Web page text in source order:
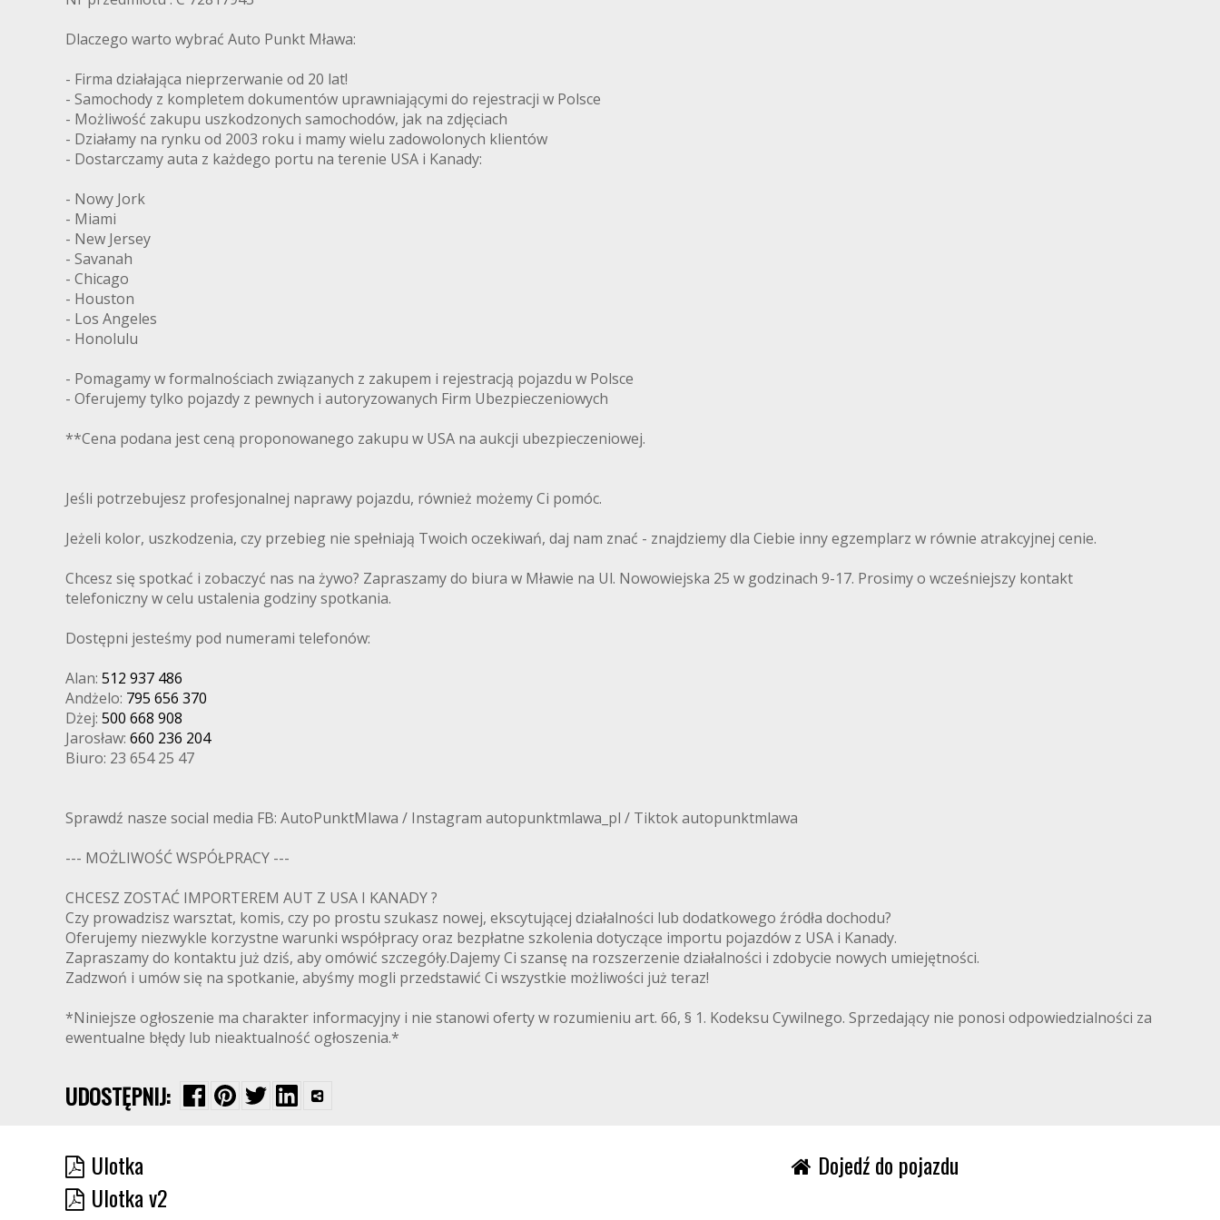
Dlaczego warto wybrać Auto Punkt Mława:
- Firma działająca nieprzerwanie od 20 lat!
- Samochody z kompletem dokumentów uprawniającymi do rejestracji w Polsce
- Możliwość zakupu uszkodzonych samochodów, jak na zdjęciach
- Działamy na rynku od 2003 roku i mamy wielu zadowolonych klientów
- Dostarczamy auta z każdego portu na terenie USA i Kanady:
- Nowy Jork
- Miami
- New Jersey
- Savanah
- Chicago
- Houston
- Los Angeles
- Honolulu
- Pomagamy w formalnościach związanych z zakupem i rejestracją pojazdu w Polsce
- Oferujemy tylko pojazdy z pewnych i autoryzowanych Firm Ubezpieczeniowych
**Cena podana jest ceną proponowanego zakupu w USA na aukcji ubezpieczeniowej.
Jeśli potrzebujesz profesjonalnej naprawy pojazdu, również możemy Ci pomóc.
Jeżeli kolor, uszkodzenia, czy przebieg nie spełniają Twoich oczekiwań, daj nam znać - znajdziemy dla Ciebie inny egzemplarz w równie atrakcyjnej cenie.
Chcesz się spotkać i zobaczyć nas na żywo? Zapraszamy do biura w Mławie na Ul. Nowowiejska 25 w godzinach 9-17. Prosimy o wcześniejszy kontakt
telefoniczny w celu ustalenia godziny spotkania.
Dostępni jesteśmy pod numerami telefonów:
Alan: 512 937 486
Andżelo: 795 656 370
Dżej: 500 668 908
Jarosław: 660 236 204
Biuro: 23 654 25 47
Sprawdź nasze social media FB: AutoPunktMlawa / Instagram autopunktmlawa_pl / Tiktok autopunktmlawa
--- MOŻLIWOŚĆ WSPÓŁPRACY ---
CHCESZ ZOSTAĆ IMPORTEREM AUT Z USA I KANADY ?
Czy prowadzisz warsztat, komis, czy po prostu szukasz nowej, ekscytującej działalności lub dodatkowego źródła dochodu?
Oferujemy niezwykle korzystne warunki współpracy oraz bezpłatne szkolenia dotyczące importu pojazdów z USA i Kanady.
Zapraszamy do kontaktu już dziś, aby omówić szczegóły.Dajemy Ci szansę na rozszerzenie działalności i zdobycie nowych umiejętności.
Zadzwoń i umów się na spotkanie, abyśmy mogli przedstawić Ci wszystkie możliwości już teraz!
*Niniejsze ogłoszenie ma charakter informacyjny i nie stanowi oferty w rozumieniu art. 66, § 1. Kodeksu Cywilnego. Sprzedający nie ponosi odpowiedzialności za
ewentualne błędy lub nieaktualność ogłoszenia.*
UDOSTĘPNIJ:
Ulotka
Ulotka v2
Dojedź do pojazdu